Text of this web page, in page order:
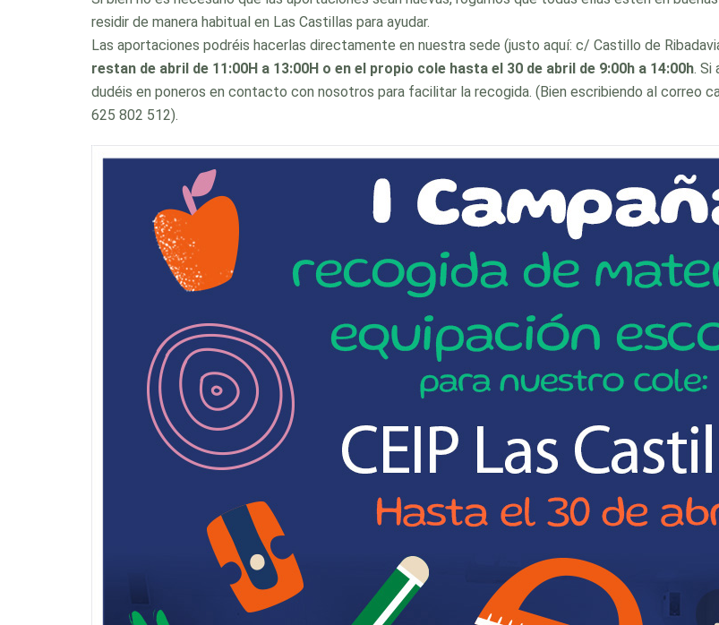
residir de manera habitual en Las Castillas para ayudar.
Las aportaciones podréis hacerlas directamente en nuestra sede (justo aquí: c/ Castillo de
restan de abril de 11:00H a 13:00H o en el propio cole hasta el 30 de abril de 9:00h a 14:00h. Si
dudéis en poneros en contacto con nosotros para facilitar la recogida. (Bien escribiendo al correo
625 802 512).